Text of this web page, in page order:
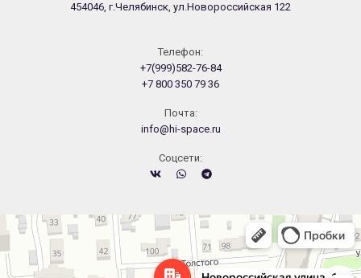
454046, г.Челябинск, ул.Новороссийская 122
Телефон:
+7(999)582-76-84
+7 800 350 79 36
Почта:
info@hi-space.ru
Cоцсети:
Челябинск
Новороссийская улица, 122 — Яндекс.Карты